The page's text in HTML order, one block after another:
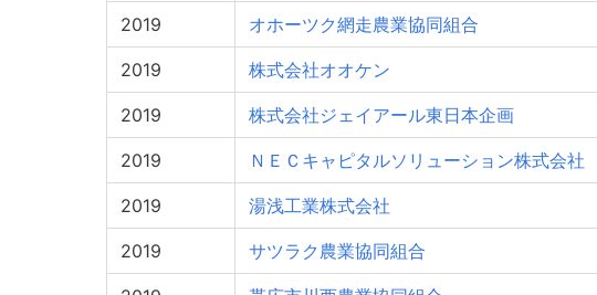
2019 オホーツク網走農業協同組合
2019 株式会社オオケン
2019 株式会社ジェイアール東日本企画
2019 ＮＥＣキャピタルソリューション株式会社
2019 湯浅工業株式会社
2019 サツラク農業協同組合